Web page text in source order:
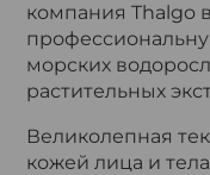
компания Thalgo
морских
растительных
Великолепная
кожей лица и